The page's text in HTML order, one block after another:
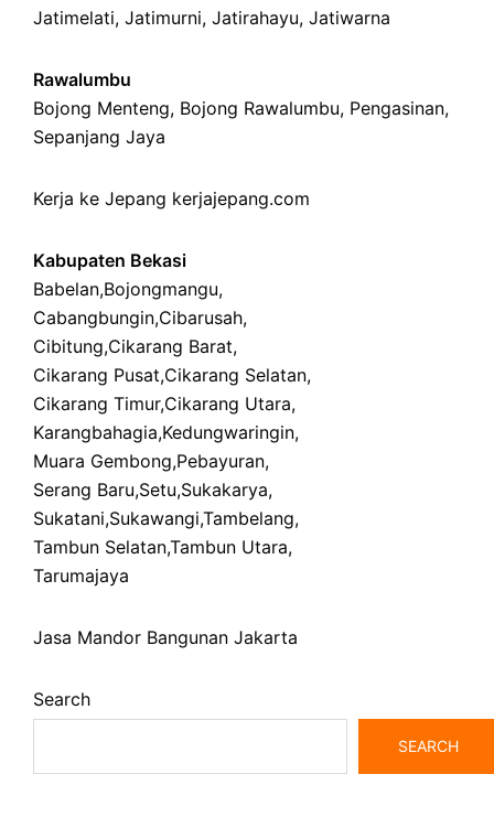
Jatimelati, Jatimurni, Jatirahayu, Jatiwarna
Rawalumbu
Bojong Menteng, Bojong Rawalumbu, Pengasinan,
Sepanjang Jaya
Kerja ke Jepang kerjajepang.com
Kabupaten Bekasi
Babelan,Bojongmangu,
Cabangbungin,Cibarusah,
Cibitung,Cikarang Barat,
Cikarang Pusat,Cikarang Selatan,
Cikarang Timur,Cikarang Utara,
Karangbahagia,Kedungwaringin,
Muara Gembong,Pebayuran,
Serang Baru,Setu,Sukakarya,
Sukatani,Sukawangi,Tambelang,
Tambun Selatan,Tambun Utara,
Tarumajaya
Jasa Mandor Bangunan Jakarta
Search
SEARCH